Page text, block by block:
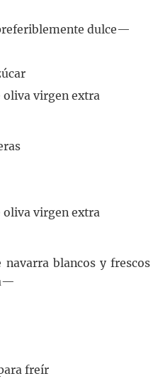
dulce—
oliva virgen extra
oliva virgen extra
navarra blancos y frescos
freír